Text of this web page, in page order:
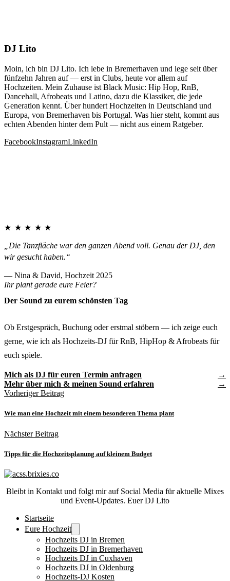
DJ Lito
Moin, ich bin DJ Lito. Ich lebe in Bremerhaven und lege seit über
fünfzehn Jahren auf — erst in Clubs, heute vor allem auf
Hochzeiten. Mein Zuhause ist Black Music: Hip Hop, RnB,
Dancehall, Afrobeats und Latino, dazu die Klassiker, die jede
Generation kennt. Über hundert Hochzeiten in Deutschland und
Europa, von Bremerhaven bis Portugal. Was hier steht, kommt aus
echten Abenden hinter dem Pult — nicht aus einem Ratgeber.
FacebookInstagramLinkedIn
★★★★★
„Die Tanzfläche war den ganzen Abend voll. Genau der DJ, den
wir gesucht haben.“
— Nina & David, Hochzeit 2025
Ihr plant gerade eure Feier?
Der Sound zu eurem schönsten Tag
Ob Erstgespräch, Buchung oder erstmal stöbern — ich zeige euch
gerne, wie ich als Hochzeits-DJ für RnB, HipHop & Afrobeats für
euch spiele.
Mich als DJ für euren Termin anfragen
Mehr über mich & meinen Sound erfahren
Vorheriger Beitrag
Wie man eine Hochzeit mit einem besonderen Thema plant
Nächster Beitrag
Tipps für die Hochzeitsplanung auf kleinem Budget
Bleibt in Kontakt und folgt mir auf Social Media für aktuelle Mixes
und Event-Updates. Euer DJ Lito
Startseite
Eure Hochzeit
Hochzeits DJ in Bremen
Hochzeits DJ in Bremerhaven
Hochzeits DJ in Cuxhaven
Hochzeits DJ in Oldenburg
Hochzeits-DJ Kosten